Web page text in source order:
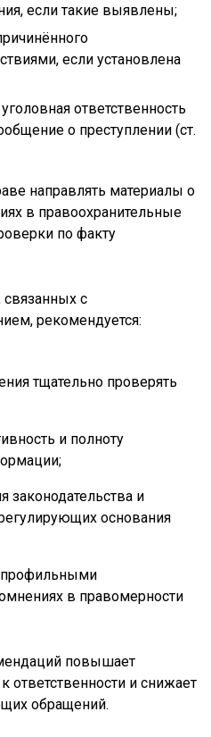
если такие выявлены;
если установлена
ответственность
о преступлении (ст.
направлять материалы о
в правоохранительные
по факту
с
рекомендуется:
тщательно проверять
и полноту
законодательства и
основания
профильными
в правомерности
повышает
ответственности и снижает
обращений.